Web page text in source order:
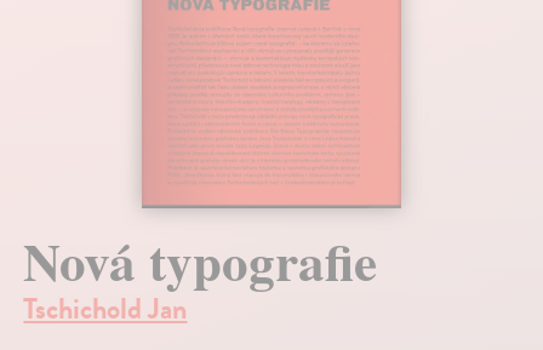
Nová typografie
Tschichold Jan